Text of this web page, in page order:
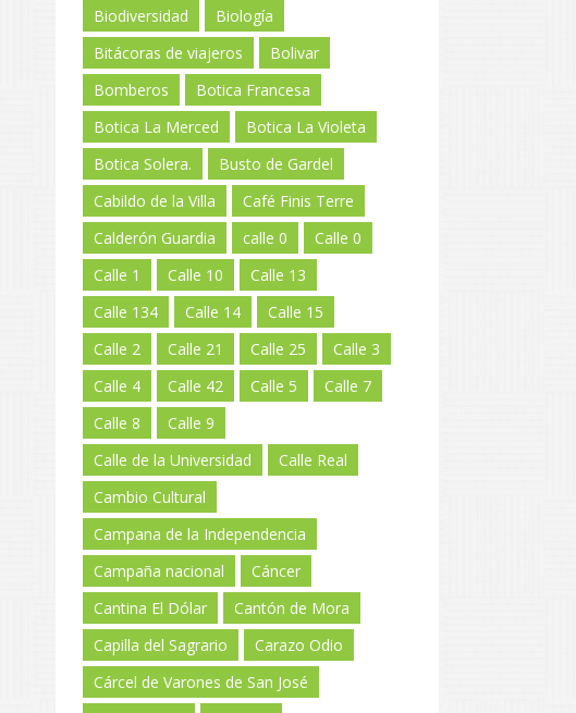
Biodiversidad
Biología
Bitácoras de viajeros
Bolivar
Bomberos
Botica Francesa
Botica La Merced
Botica La Violeta
Botica Solera.
Busto de Gardel
Cabildo de la Villa
Café Finis Terre
Calderón Guardia
calle 0
Calle 0
Calle 1
Calle 10
Calle 13
Calle 134
Calle 14
Calle 15
Calle 2
Calle 21 Calle 25
Calle 3
Calle 4
Calle 42 Calle 5
Calle 7
Calle 8
Calle 9
Calle de la Universidad
Calle Real
Cambio Cultural
Campana de la Independencia
Campaña nacional
Cáncer
Cantina El Dólar
Cantón de Mora
Capilla del Sagrario
Carazo Odio
Cárcel de Varones de San José